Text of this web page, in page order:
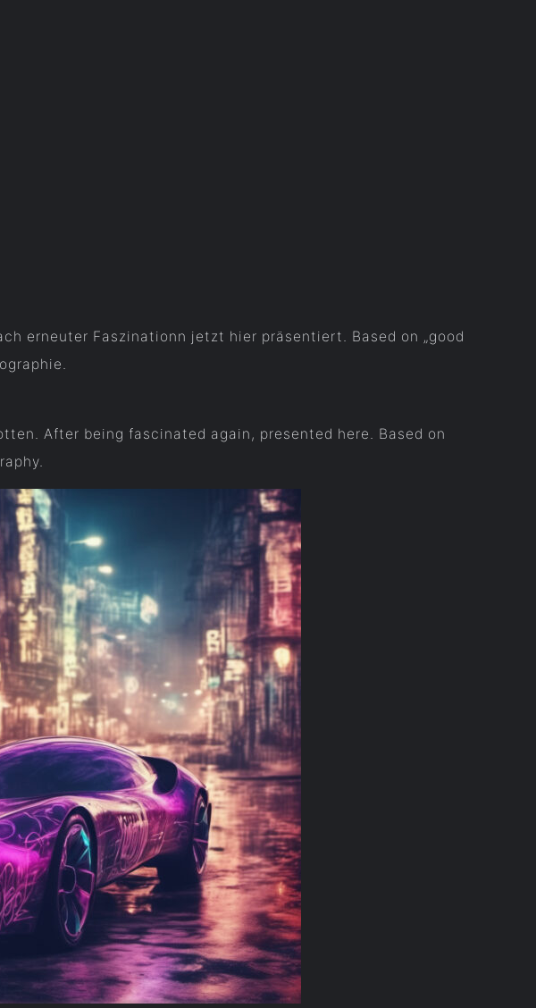
erneuter Faszinationn jetzt hier präsentiert. Based on „good
After being fascinated again, presented here. Based on